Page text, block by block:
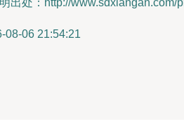
出处：http://www.sdxiangan.com/
08-06 21:54:21